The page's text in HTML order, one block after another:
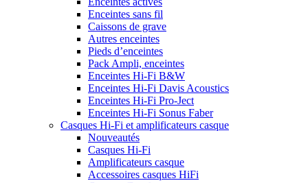
Enceintes sans fil
Caissons de grave
Autres enceintes
Pieds d’enceintes
Pack Ampli, enceintes
Enceintes Hi-Fi B&W
Enceintes Hi-Fi Davis Acoustics
Enceintes Hi-Fi Pro-Ject
Enceintes Hi-Fi Sonus Faber
Casques Hi-Fi et amplificateurs casque
Nouveautés
Casques Hi-Fi
Amplificateurs casque
Accessoires casques HiFi